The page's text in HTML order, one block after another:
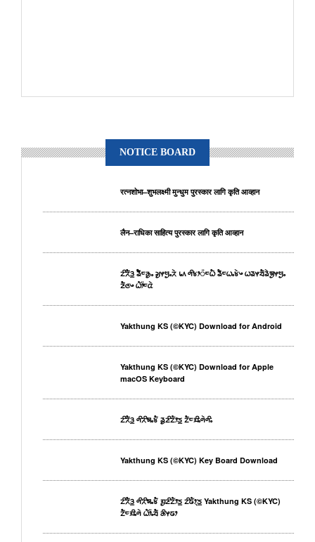
NOTICE BOARD
रत्नशोभा–शुभलक्ष्मी मुन्धुम पुरस्कार लागि कृति आव्हान
लैन–राधिका साहित्य पुरस्कार लागि कृति आव्हान
ᤁᤡᤖᤠᤋ᤻ ᤕᤠᤠᤰᤌᤢᤱ ᤆᤢᤶᤗᤢᤱᤖᤧ ᥇᥈ ᤛᤡᤃᤣ᤺ᤰᤐᤠ ᤕᤠᤰᤐᤱᤃᤧᤴ ᤐᤕᤶᤔᤠᤕᤧᤈᤢᤶᤗᤢᤱ
ᤏᤠᤜᤴ ᤐᤥ᤺ᤰᤂᤧ
Yakthung KS (©KYC) Download for Android
Yakthung KS (©KYC) Download for Apple
macOS Keyboard
ᤁᤡᤖᤠᤋ᤻ ᤛᤡᤖᤡᤈᤱᤃᤠ ᤕᤢᤏᤡᤁᤥᤍ᤻ ᤁᤠᤰᤀᤡᤱᤛᤧᤛᤡᤱ
Yakthung KS (©KYC) Key Board Download
ᤁᤡᤖᤠᤋ᤻ ᤛᤡᤖᤡᤈᤱᤃᤠ ᤀᤢᤏᤡᤁᤥᤍ᤻ ᤁᤡᤒᤥᤷᤍ᤻ Yakthung KS (©KYC)
ᤁᤠᤰᤀᤡᤱᤛᤧ ᤐᤥ᤺ᤱᤔᤠ ᤌᤡᤶᤒᤣ